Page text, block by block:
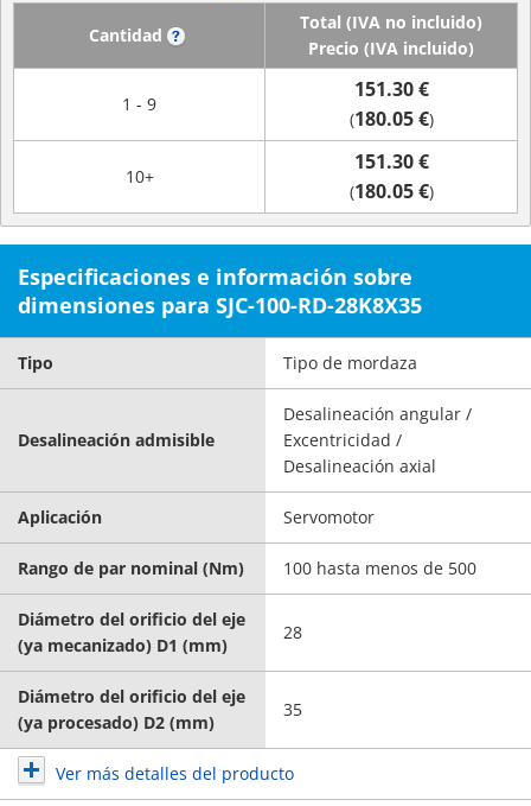
Cantidad
Total (IVA no incluido)
Precio (IVA incluido)
1 - 9
151.30 €
(180.05 €)
10+
151.30 €
(180.05 €)
Especificaciones e información sobre
dimensiones para SJC-100-RD-28K8X35
Tipo Tipo de mordaza
Desalineación admisible
Desalineación angular /
Excentricidad /
Desalineación axial
Aplicación Servomotor
Rango de par nominal (Nm) 100 hasta menos de 500
Diámetro del orificio del eje
(ya mecanizado) D1 (mm)
28
Diámetro del orificio del eje
(ya procesado) D2 (mm)
35
Ver más detalles del producto